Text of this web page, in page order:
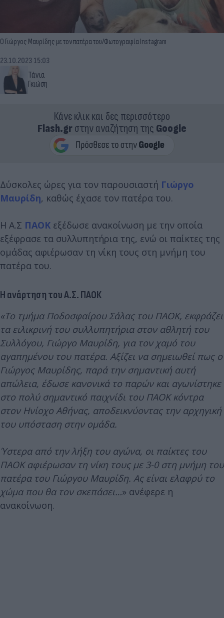
Ο Γιώργος Μαυρίδης με τον πατέρα του/Φωτογραφία Instagram
Τάνια
Γκιώση
23.10.2023 15:03
Κάνε κλικ και δες περισσότερο
Flash.grστην αναζήτηση της Google
Δύσκολες ώρες για τον παρουσιαστή Γιώργο
Μαυρίδη, καθώς έχασε τον πατέρα του.
Η Α.Σ ΠΑΟΚ εξέδωσε ανακοίνωση με την οποία
εξέφρασε τα συλλυπητήρια της, ενώ οι παίκτες της
ομάδας αφιέρωσαν τη νίκη τους στη μνήμη του
πατέρα του.
Η ανάρτηση του Α.Σ. ΠΑΟΚ
«Το τμήμα Ποδοσφαίρου Σάλας του ΠΑΟΚ, εκφράζει
τα ειλικρινή του συλλυπητήρια στον αθλητή του
Συλλόγου, Γιώργο Μαυρίδη, για τον χαμό του
αγαπημένου του πατέρα. Αξίζει να σημειωθεί πως ο
Γιώργος Μαυρίδης, παρά την σημαντική αυτή
απώλεια, έδωσε κανονικά το παρών και αγωνίστηκε
στο πολύ σημαντικό παιχνίδι του ΠΑΟΚ κόντρα
στον Ηνίοχο Αθήνας, αποδεικνύοντας την αρχηγική
του υπόσταση στην ομάδα.
Ύστερα από την λήξη του αγώνα, οι παίκτες του
ΠΑΟΚ αφιέρωσαν τη νίκη τους με 3-0 στη μνήμη του
πατέρα του Γιώργου Μαυρίδη. Ας είναι ελαφρύ το
χώμα που θα τον σκεπάσει…» ανέφερε η
ανακοίνωση.